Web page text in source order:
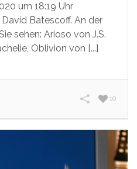
um 18:19 Uhr
Batescoff. An der
sehen: Arioso von J.S.
Oblivion von [...]
10